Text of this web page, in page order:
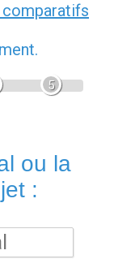
5
ou la
: